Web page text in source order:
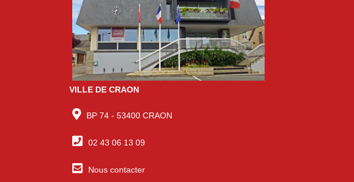
VILLE DE CRAON
BP 74 - 53400 CRAON
02 43 06 13 09
Nous contacter